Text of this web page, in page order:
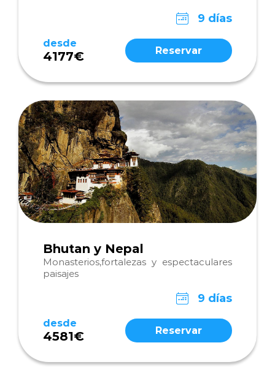
9 días
desde
4177€ Reservar
Bhutan y Nepal
Monasterios,fortalezas y espectaculares
paisajes
9 días
desde
4581€ Reservar